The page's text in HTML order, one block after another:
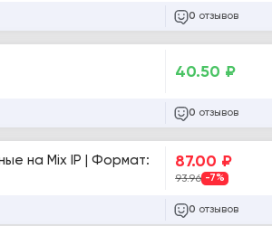
0 отзывов
40.50 ₽
0 отзывов
на Mix IP | Формат:
87.00 ₽
93.96 -7%
0 отзывов